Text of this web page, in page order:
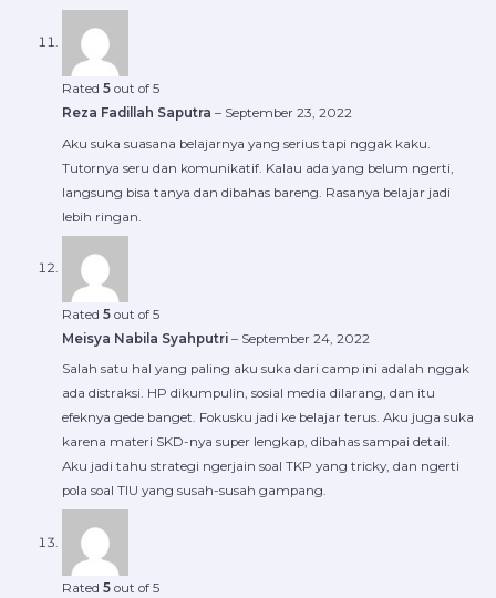
Rated 5out of 5
Reza Fadillah Saputra – September 23, 2022
Aku suka suasana belajarnya yang serius tapi nggak kaku.
Tutornya seru dan komunikatif. Kalau ada yang belum ngerti,
langsung bisa tanya dan dibahas bareng. Rasanya belajar jadi
lebih ringan.
Rated 5out of 5
Meisya Nabila Syahputri – September 24, 2022
Salah satu hal yang paling aku suka dari camp ini adalah nggak
ada distraksi. HP dikumpulin, sosial media dilarang, dan itu
efeknya gede banget. Fokusku jadi ke belajar terus. Aku juga suka
karena materi SKD-nya super lengkap, dibahas sampai detail.
Aku jadi tahu strategi ngerjain soal TKP yang tricky, dan ngerti
pola soal TIU yang susah-susah gampang.
Rated 5out of 5